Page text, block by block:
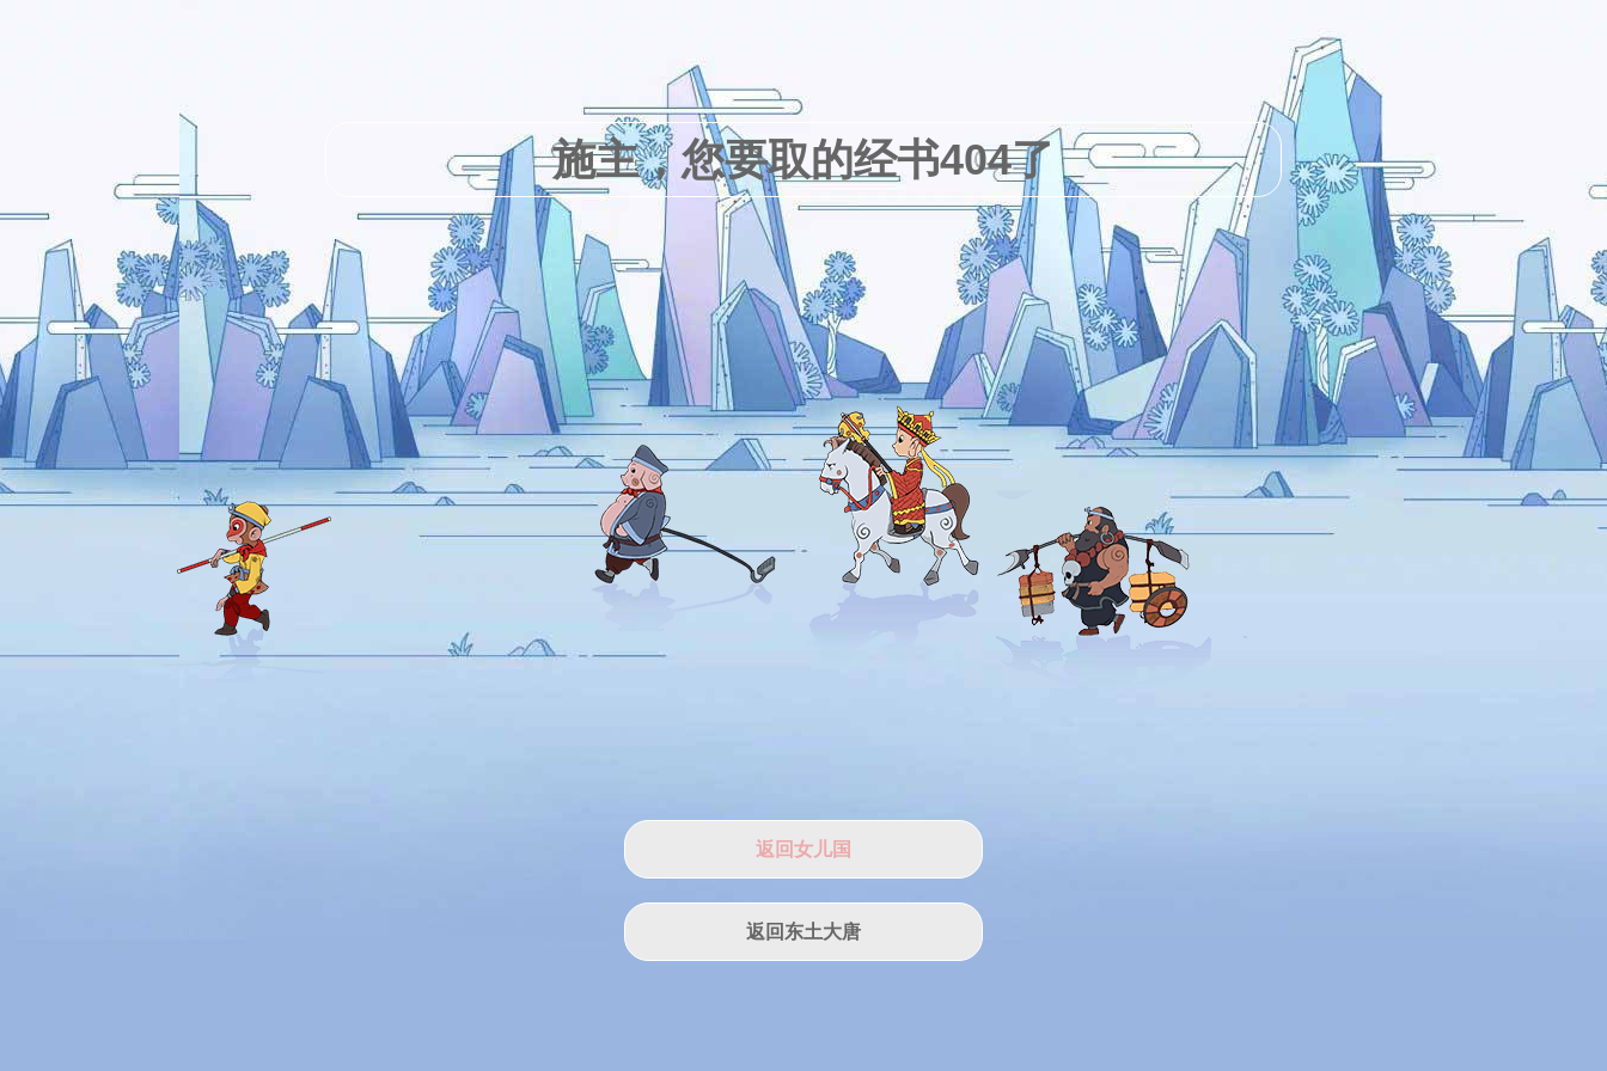
施主，您要取的经书404了
返回女儿国
返回东土大唐